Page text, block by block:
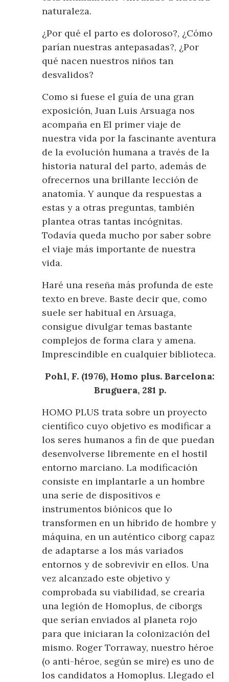
naturaleza.
¿Por qué el parto es doloroso?, ¿Cómo
parían nuestras antepasadas?, ¿Por
qué nacen nuestros niños tan
desvalidos?
Como si fuese el guía de una gran
exposición, Juan Luis Arsuaga nos
acompaña en El primer viaje de
nuestra vida por la fascinante aventura
de la evolución humana a través de la
historia natural del parto, además de
ofrecernos una brillante lección de
anatomía. Y aunque da respuestas a
estas y a otras preguntas, también
plantea otras tantas incógnitas.
Todavía queda mucho por saber sobre
el viaje más importante de nuestra
vida.
Haré una reseña más profunda de este
texto en breve. Baste decir que, como
suele ser habitual en Arsuaga,
consigue divulgar temas bastante
complejos de forma clara y amena.
Imprescindible en cualquier biblioteca.
Pohl, F. (1976), Homo plus. Barcelona:
Bruguera, 281 p.
HOMO PLUS trata sobre un proyecto
científico cuyo objetivo es modificar a
los seres humanos a fin de que puedan
desenvolverse libremente en el hostil
entorno marciano. La modificación
consiste en implantarle a un hombre
una serie de dispositivos e
instrumentos biónicos que lo
transformen en un híbrido de hombre y
máquina, en un auténtico ciborg capaz
de adaptarse a los más variados
entornos y de sobrevivir en ellos. Una
vez alcanzado este objetivo y
comprobada su viabilidad, se crearía
una legión de Homoplus, de ciborgs
que serían enviados al planeta rojo
para que iniciaran la colonización del
mismo. Roger Torraway, nuestro héroe
(o anti-héroe, según se mire) es uno de
los candidatos a Homoplus. Llegado el